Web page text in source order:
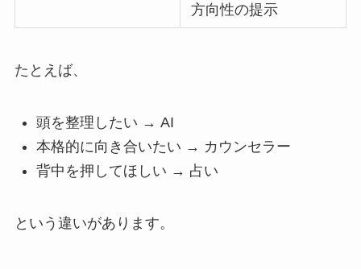
方向性の提示
たとえば、
頭を整理したい → AI
本格的に向き合いたい → カウンセラー
背中を押してほしい → 占い
という違いがあります。